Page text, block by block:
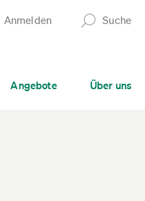
Anmelden Suche
Angebote Über uns